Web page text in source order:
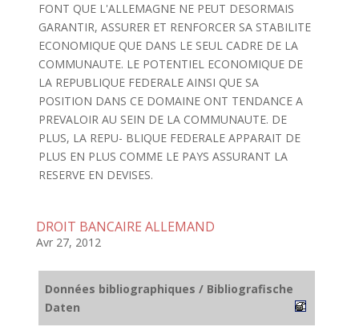
FONT QUE L'ALLEMAGNE NE PEUT DESORMAIS
GARANTIR, ASSURER ET RENFORCER SA STABILITE
ECONOMIQUE QUE DANS LE SEUL CADRE DE LA
COMMUNAUTE. LE POTENTIEL ECONOMIQUE DE
LA REPUBLIQUE FEDERALE AINSI QUE SA
POSITION DANS CE DOMAINE ONT TENDANCE A
PREVALOIR AU SEIN DE LA COMMUNAUTE. DE
PLUS, LA REPU- BLIQUE FEDERALE APPARAIT DE
PLUS EN PLUS COMME LE PAYS ASSURANT LA
RESERVE EN DEVISES.
DROIT BANCAIRE ALLEMAND
Avr 27, 2012
Données bibliographiques / Bibliografische
Daten